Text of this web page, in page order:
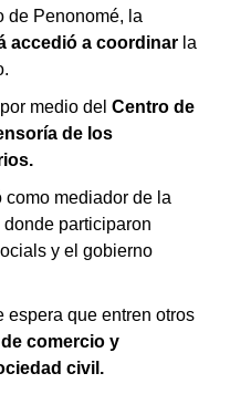
de Penonomé, la
accedió a coordinar la
medio del Centro de
de los
como mediador de la
participaron
y el gobierno
espera que entren otros
de comercio y
civil.